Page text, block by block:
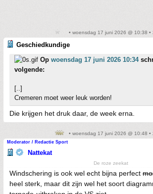
• woensdag 17 juni 2026 @ 10:38 •
Geschiedkundige
Op woensdag 17 juni 2026 10:34
volgende:
[..]
Cremeren moet weer leuk worden!
Die krijgen het druk daar, de week erna.
• woensdag 17 juni 2026 @ 10:48 •
Moderator / Redactie Sport
Nattekat
De roze zeekat
Windschering is ook wel echt bijna perfect
heel sterk, maar dit zijn wel het soort